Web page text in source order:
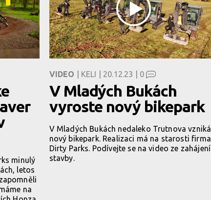
minulý
letos
na
VIDEO | KELI | 20.12.23 | 0
V Mladých Bukách
vyroste nový bikepark
V Mladých Bukách nedaleko Trutnova vzniká
nový bikepark. Realizaci má na starosti firma
Dirty Parks. Podívejte se na video ze zahájení
stavby.